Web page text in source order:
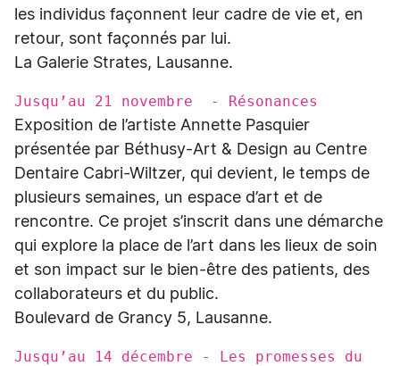
les individus façonnent leur cadre de vie et, en
retour, sont façonnés par lui.
La Galerie Strates, Lausanne.
Jusqu’au 21 novembre - Résonances
Exposition de l’artiste Annette Pasquier
présentée par Béthusy-Art & Design au Centre
Dentaire Cabri-Wiltzer, qui devient, le temps de
plusieurs semaines, un espace d’art et de
rencontre. Ce projet s’inscrit dans une démarche
qui explore la place de l’art dans les lieux de soin
et son impact sur le bien-être des patients, des
collaborateurs et du public.
Boulevard de Grancy 5, Lausanne.
Jusqu’au 14 décembre - Les promesses du